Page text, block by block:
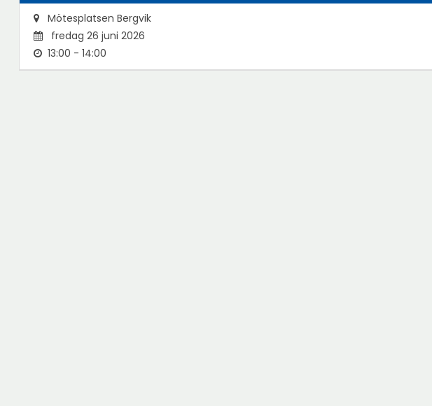
Mötesplatsen Bergvik
fredag 26 juni 2026
13:00 - 14:00